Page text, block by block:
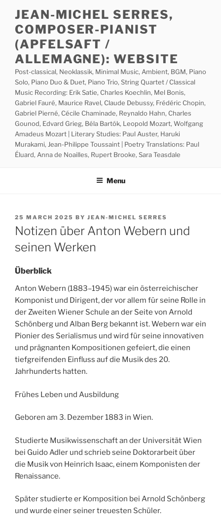
content
JEAN-MICHEL SERRES,
COMPOSER-PIANIST
(APFELSAFT /
ALLEMAGNE): WEBSITE
Post-classical, Neoklassik, Minimal Music, Ambient, BGM, Piano
Solo, Piano Duo & Duet, Piano Trio, String Quartet / Classical
Music Recording: Erik Satie, Charles Koechlin, Mel Bonis,
Gabriel Fauré, Maurice Ravel, Claude Debussy, Frédéric Chopin,
Gabriel Pierné, Cécile Chaminade, Reynaldo Hahn, Charles
Gounod, Edvard Grieg, Béla Bartók, Leopold Mozart, Wolfgang
Amadeus Mozart | Literary Studies: Paul Auster, Haruki
Murakami, Jean-Philippe Toussaint | Poetry Translations: Paul
Éluard, Anna de Noailles, Rupert Brooke, Sara Teasdale
Menu
POSTED
ON
25 MARCH 2025 BY JEAN-MICHEL SERRES
Notizen über Anton Webern und
seinen Werken
Überblick
Anton Webern (1883–1945) war ein österreichischer
Komponist und Dirigent, der vor allem für seine Rolle in
der Zweiten Wiener Schule an der Seite von Arnold
Schönberg und Alban Berg bekannt ist. Webern war ein
Pionier des Serialismus und wird für seine innovativen
und prägnanten Kompositionen gefeiert, die einen
tiefgreifenden Einfluss auf die Musik des 20.
Jahrhunderts hatten.
Frühes Leben und Ausbildung
Geboren am 3. Dezember 1883 in Wien.
Studierte Musikwissenschaft an der Universität Wien
bei Guido Adler und schrieb seine Doktorarbeit über
die Musik von Heinrich Isaac, einem Komponisten der
Renaissance.
Später studierte er Komposition bei Arnold Schönberg
und wurde einer seiner treuesten Schüler.